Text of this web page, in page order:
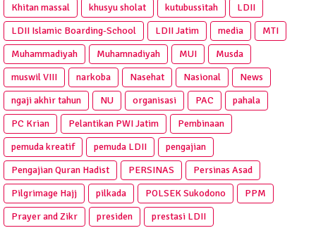
Khitan massal
khusyu sholat kutubussitah
LDII
LDII Islamic Boarding-School
LDII Jatim media
MTI
Muhammadiyah
Muhamnadiyah MUI
Musda
muswil VIII
narkoba Nasehat Nasional
News
ngaji akhir tahun
NU organisasi PAC
pahala
PC Krian
Pelantikan PWI Jatim
Pembinaan
pemuda kreatif
pemuda LDII
pengajian
Pengajian Quran Hadist
PERSINAS
Persinas Asad
Pilgrimage Hajj
pilkada POLSEK Sukodono
PPM
Prayer and Zikr
presiden prestasi LDII